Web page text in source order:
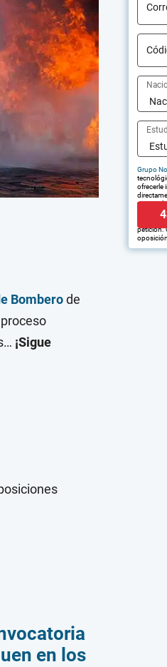
Grupo
ofrecerle
tramitar
puedan
petición.
Bomberode
¡Sigue
en los